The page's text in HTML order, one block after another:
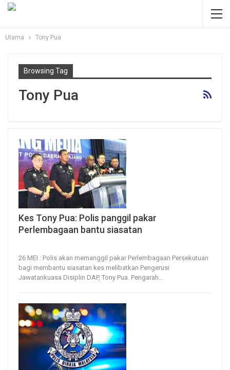
Utama Tony Pua
Browsing Tag
Tony Pua
Kes Tony Pua: Polis panggil pakar
Perlembagaan bantu siasatan
26 MEI : Polis akan memanggil pakar Perlembagaan Persekutuan
bagi membantu siasatan kes melibatkan Pengerusi
Jawatankuasa Disiplin DAP, Tony Pua. Pengarah